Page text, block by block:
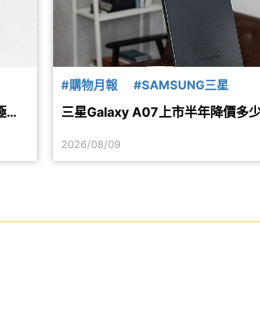
低
#購物月報 #SAMSUNG三星
三星Galaxy A07上市半年降價多
2026/08/09